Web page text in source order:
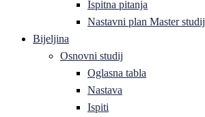
Ispitna pitanja
Nastavni plan Master studij
Bijeljina
Osnovni studij
Oglasna tabla
Nastava
Ispiti